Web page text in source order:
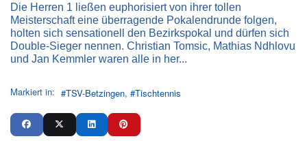
Die Herren 1 ließen euphorisiert von ihrer tollen
Meisterschaft eine überragende Pokalendrunde folgen,
holten sich sensationell den Bezirkspokal und dürfen sich
Double-Sieger nennen. Christian Tomsic, Mathias Ndhlovu
und Jan Kemmler waren alle in her...
Markiert in: TSV-Betzingen Tischtennis